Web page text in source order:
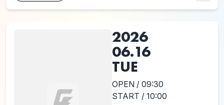
2026
06.16
TUE
OPEN / 09:30
START / 10:00